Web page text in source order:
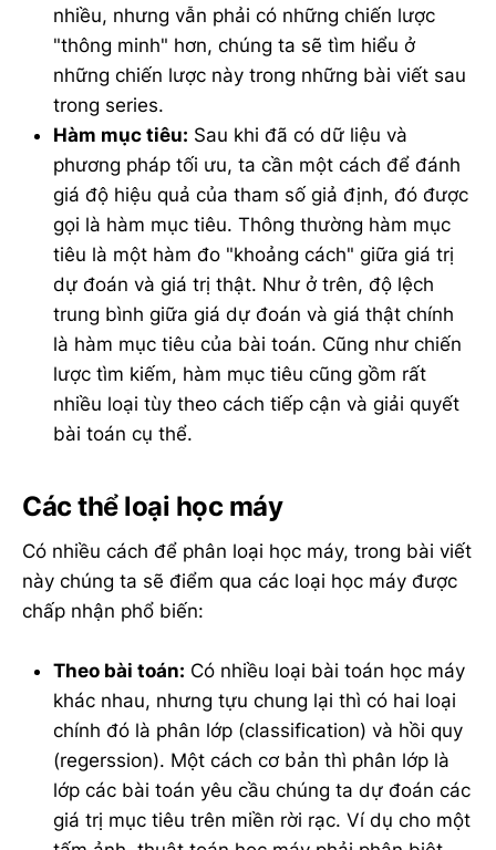
nhiều, nhưng vẫn phải có những chiến lược
"thông minh" hơn, chúng ta sẽ tìm hiểu ở
những chiến lược này trong những bài viết sau
trong series.
Hàm mục tiêu: Sau khi đã có dữ liệu và
phương pháp tối ưu, ta cần một cách để đánh
giá độ hiệu quả của tham số giả định, đó được
gọi là hàm mục tiêu. Thông thường hàm mục
tiêu là một hàm đo "khoảng cách" giữa giá trị
dự đoán và giá trị thật. Như ở trên, độ lệch
trung bình giữa giá dự đoán và giá thật chính
là hàm mục tiêu của bài toán. Cũng như chiến
lược tìm kiếm, hàm mục tiêu cũng gồm rất
nhiều loại tùy theo cách tiếp cận và giải quyết
bài toán cụ thể.
Các thể loại học máy
Có nhiều cách để phân loại học máy, trong bài viết
này chúng ta sẽ điểm qua các loại học máy được
chấp nhận phổ biến:
Theo bài toán: Có nhiều loại bài toán học máy
khác nhau, nhưng tựu chung lại thì có hai loại
chính đó là phân lớp (classification) và hồi quy
(regerssion). Một cách cơ bản thì phân lớp là
lớp các bài toán yêu cầu chúng ta dự đoán các
giá trị mục tiêu trên miền rời rạc. Ví dụ cho một